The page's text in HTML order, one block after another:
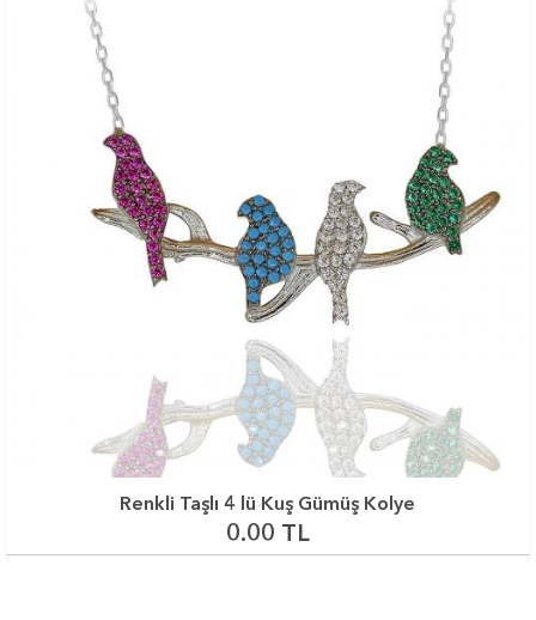
Renkli Taşlı 4 lü Kuş Gümüş Kolye
0.00 TL